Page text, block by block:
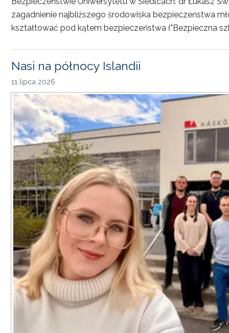
zagadnienie najbliższego środowiska bezpieczeństwa
kształtować pod kątem bezpieczeństwa ("Bezpieczna
Nasi na północy Islandii
11 lipca 2026